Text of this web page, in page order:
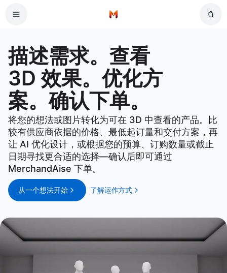
首页
描述需求。查看
3D 效果。优化方
案。确认下单。
将您的想法或图片转化为可在 3D 中查看的产品。比
较有供应商依据的价格、最低起订量和交付方案，再
让 AI 优化设计，或根据您的预算、订购数量或截止
日期寻找更合适的选择—确认后即可通过
MerchandAise 下单。
从一个想法开始 了解运作方式